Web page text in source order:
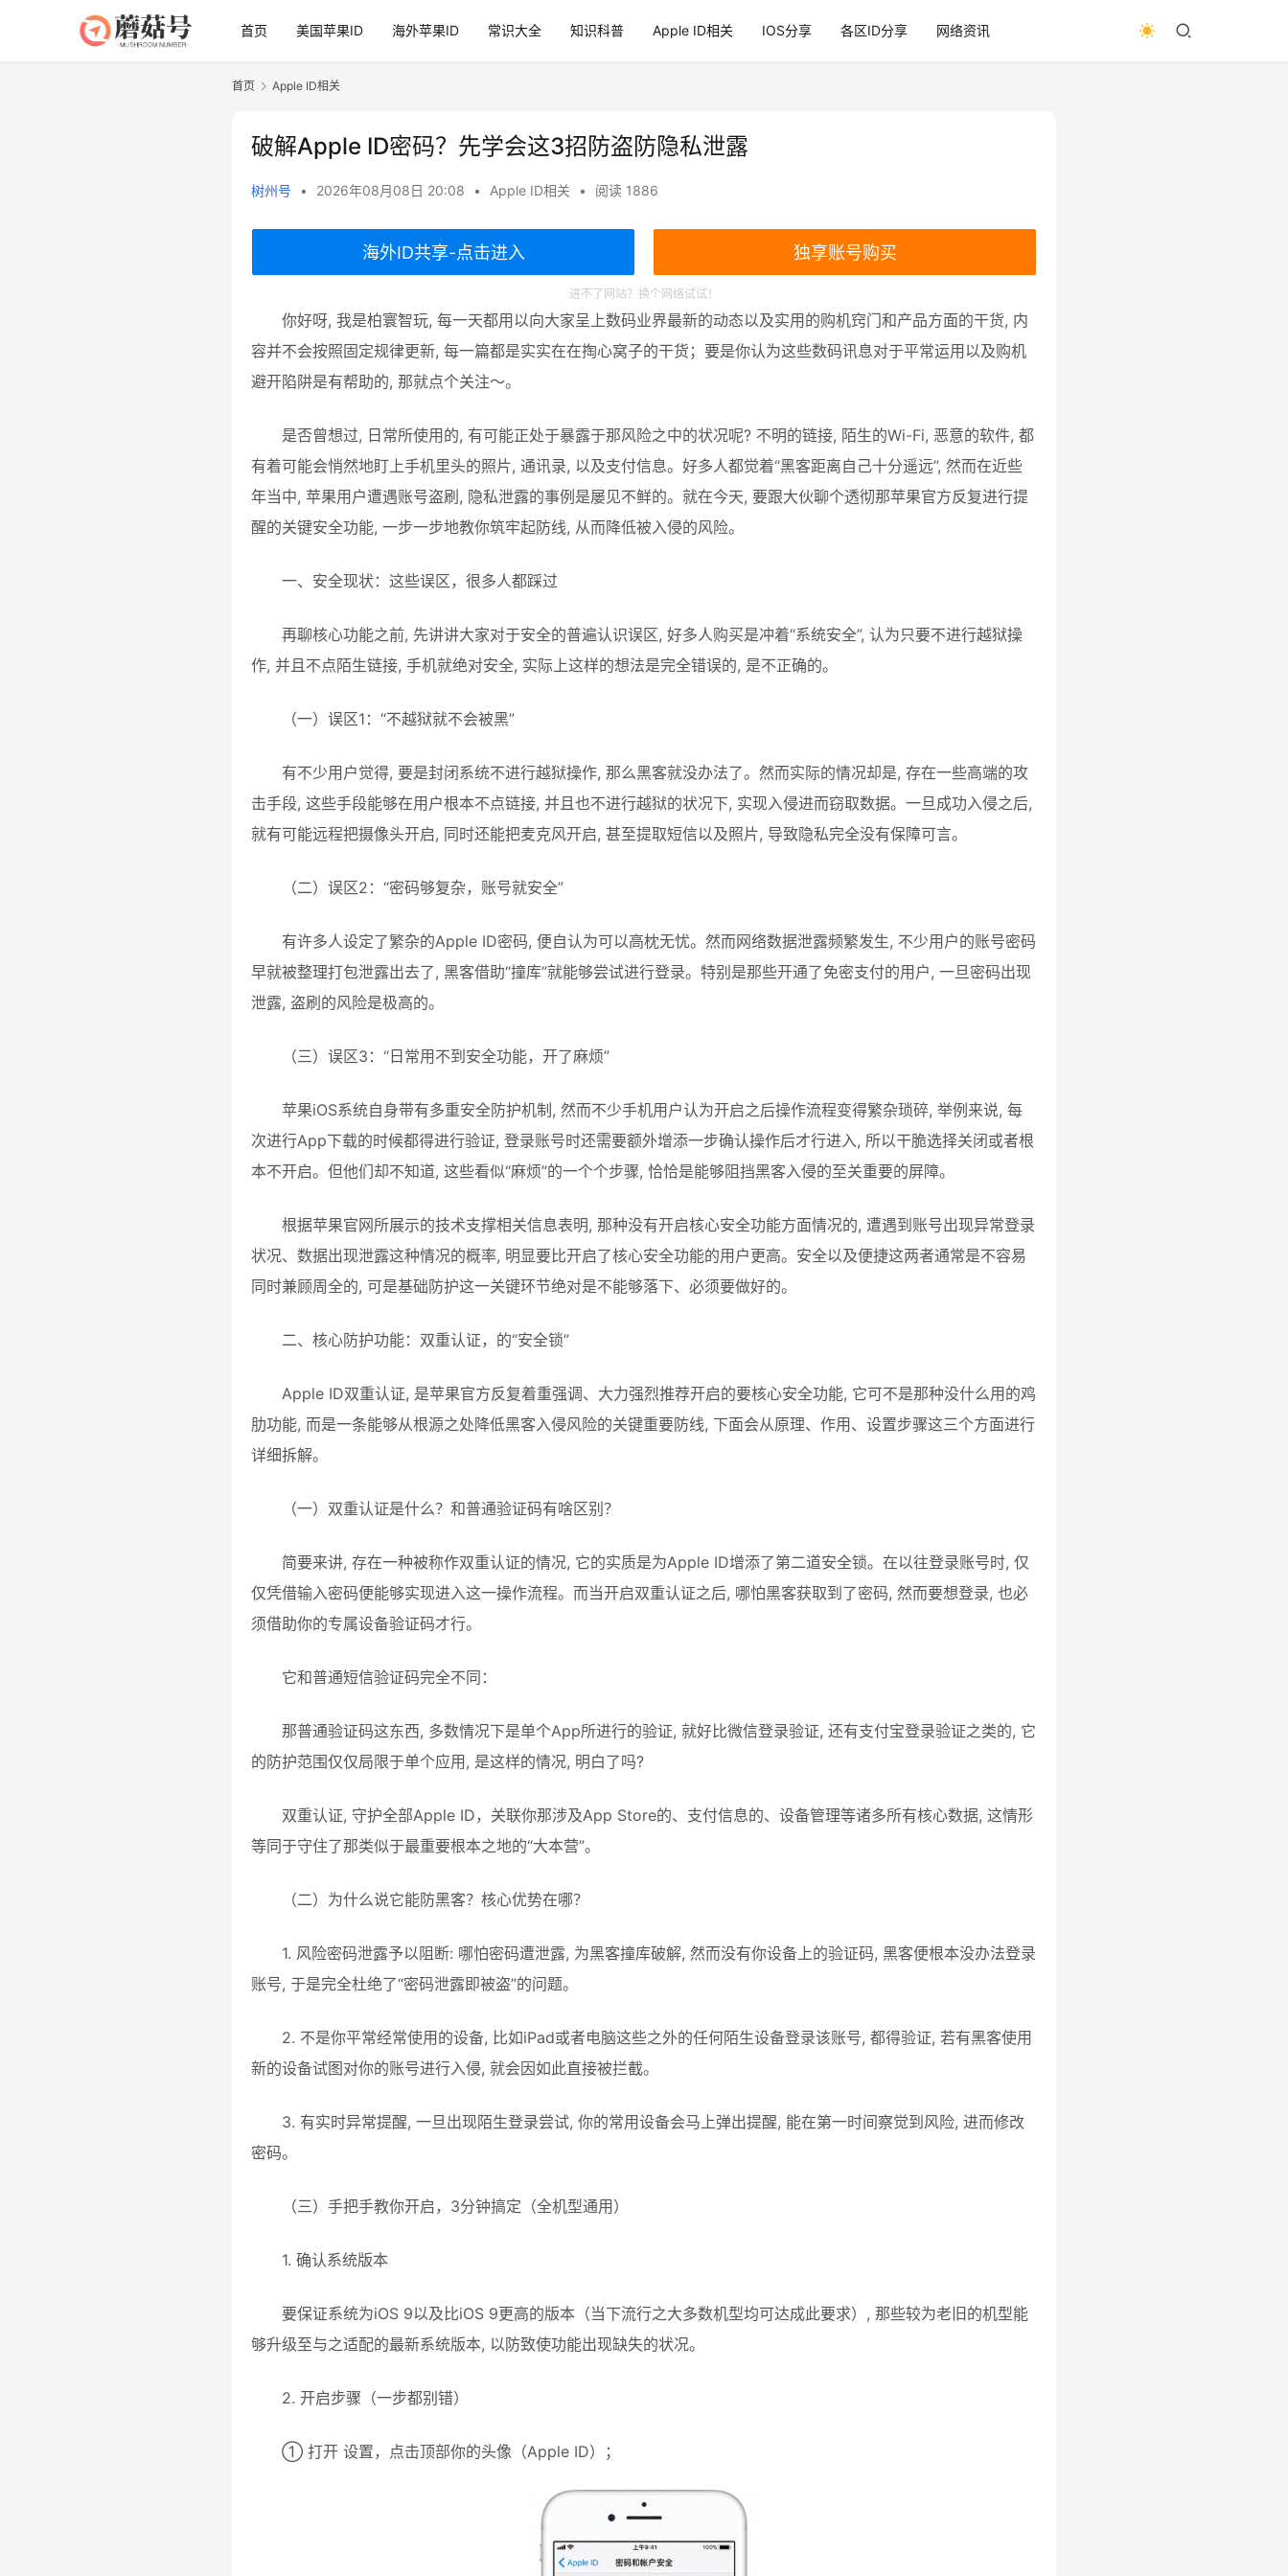
首页 美国苹果ID 海外苹果ID 常识大全 知识科普 Apple ID相关 IOS分享 各区ID分享 网络资讯
首页 Apple ID相关00:00 / 00:00
Reconnect: 2
破解Apple ID密码？先学会这3招防盗防隐私泄露
树州号 • 2026年08月08日 20:08 • Apple ID相关 • 阅读 1886
海外ID共享-点击进入 独享账号购买
进不了网站？换个网络试试！
你好呀, 我是柏寰智玩, 每一天都用以向大家呈上数码业界最新的动态以及实用的购机窍门和产品方面的干货, 内
容并不会按照固定规律更新, 每一篇都是实实在在掏心窝子的干货；要是你认为这些数码讯息对于平常运用以及购机
避开陷阱是有帮助的, 那就点个关注～。
是否曾想过, 日常所使用的, 有可能正处于暴露于那风险之中的状况呢? 不明的链接, 陌生的Wi-Fi, 恶意的软件, 都
有着可能会悄然地盯上手机里头的照片, 通讯录, 以及支付信息。好多人都觉着“黑客距离自己十分遥远”, 然而在近些
年当中, 苹果用户遭遇账号盗刷, 隐私泄露的事例是屡见不鲜的。就在今天, 要跟大伙聊个透彻那苹果官方反复进行提
醒的关键安全功能, 一步一步地教你筑牢起防线, 从而降低被入侵的风险。
一、安全现状：这些误区，很多人都踩过
再聊核心功能之前, 先讲讲大家对于安全的普遍认识误区, 好多人购买是冲着“系统安全”, 认为只要不进行越狱操
作, 并且不点陌生链接, 手机就绝对安全, 实际上这样的想法是完全错误的, 是不正确的。
（一）误区1：“不越狱就不会被黑”
有不少用户觉得, 要是封闭系统不进行越狱操作, 那么黑客就没办法了。然而实际的情况却是, 存在一些高端的攻
击手段, 这些手段能够在用户根本不点链接, 并且也不进行越狱的状况下, 实现入侵进而窃取数据。一旦成功入侵之后,
就有可能远程把摄像头开启, 同时还能把麦克风开启, 甚至提取短信以及照片, 导致隐私完全没有保障可言。
（二）误区2：“密码够复杂，账号就安全”
有许多人设定了繁杂的Apple ID密码, 便自认为可以高枕无忧。然而网络数据泄露频繁发生, 不少用户的账号密码
早就被整理打包泄露出去了, 黑客借助“撞库”就能够尝试进行登录。特别是那些开通了免密支付的用户, 一旦密码出现
泄露, 盗刷的风险是极高的。
（三）误区3：“日常用不到安全功能，开了麻烦”
苹果iOS系统自身带有多重安全防护机制, 然而不少手机用户认为开启之后操作流程变得繁杂琐碎, 举例来说, 每
次进行App下载的时候都得进行验证, 登录账号时还需要额外增添一步确认操作后才行进入, 所以干脆选择关闭或者根
本不开启。但他们却不知道, 这些看似“麻烦”的一个个步骤, 恰恰是能够阻挡黑客入侵的至关重要的屏障。
根据苹果官网所展示的技术支撑相关信息表明, 那种没有开启核心安全功能方面情况的, 遭遇到账号出现异常登录
状况、数据出现泄露这种情况的概率, 明显要比开启了核心安全功能的用户更高。安全以及便捷这两者通常是不容易
同时兼顾周全的, 可是基础防护这一关键环节绝对是不能够落下、必须要做好的。
二、核心防护功能：双重认证，的“安全锁”
Apple ID双重认证, 是苹果官方反复着重强调、大力强烈推荐开启的要核心安全功能, 它可不是那种没什么用的鸡
肋功能, 而是一条能够从根源之处降低黑客入侵风险的关键重要防线, 下面会从原理、作用、设置步骤这三个方面进行
详细拆解。
（一）双重认证是什么？和普通验证码有啥区别？
简要来讲, 存在一种被称作双重认证的情况, 它的实质是为Apple ID增添了第二道安全锁。在以往登录账号时, 仅
仅凭借输入密码便能够实现进入这一操作流程。而当开启双重认证之后, 哪怕黑客获取到了密码, 然而要想登录, 也必
须借助你的专属设备验证码才行。
它和普通短信验证码完全不同：
那普通验证码这东西, 多数情况下是单个App所进行的验证, 就好比微信登录验证, 还有支付宝登录验证之类的, 它
的防护范围仅仅局限于单个应用, 是这样的情况, 明白了吗?
双重认证, 守护全部Apple ID，关联你那涉及App Store的、支付信息的、设备管理等诸多所有核心数据, 这情形
等同于守住了那类似于最重要根本之地的“大本营”。
（二）为什么说它能防黑客？核心优势在哪？
1. 风险密码泄露予以阻断: 哪怕密码遭泄露, 为黑客撞库破解, 然而没有你设备上的验证码, 黑客便根本没办法登录
账号, 于是完全杜绝了“密码泄露即被盗”的问题。
2. 不是你平常经常使用的设备, 比如iPad或者电脑这些之外的任何陌生设备登录该账号, 都得验证, 若有黑客使用
新的设备试图对你的账号进行入侵, 就会因如此直接被拦截。
3. 有实时异常提醒, 一旦出现陌生登录尝试, 你的常用设备会马上弹出提醒, 能在第一时间察觉到风险, 进而修改
密码。
（三）手把手教你开启，3分钟搞定（全机型通用）
1. 确认系统版本
要保证系统为iOS 9以及比iOS 9更高的版本（当下流行之大多数机型均可达成此要求）, 那些较为老旧的机型能
够升级至与之适配的最新系统版本, 以防致使功能出现缺失的状况。
2. 开启步骤（一步都别错）
① 打开 设置，点击顶部你的头像（Apple ID）；